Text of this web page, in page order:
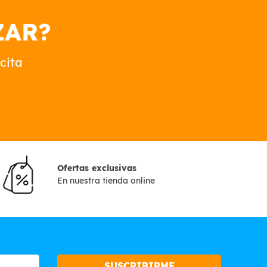
Ofertas exclusivas
En nuestra tienda online